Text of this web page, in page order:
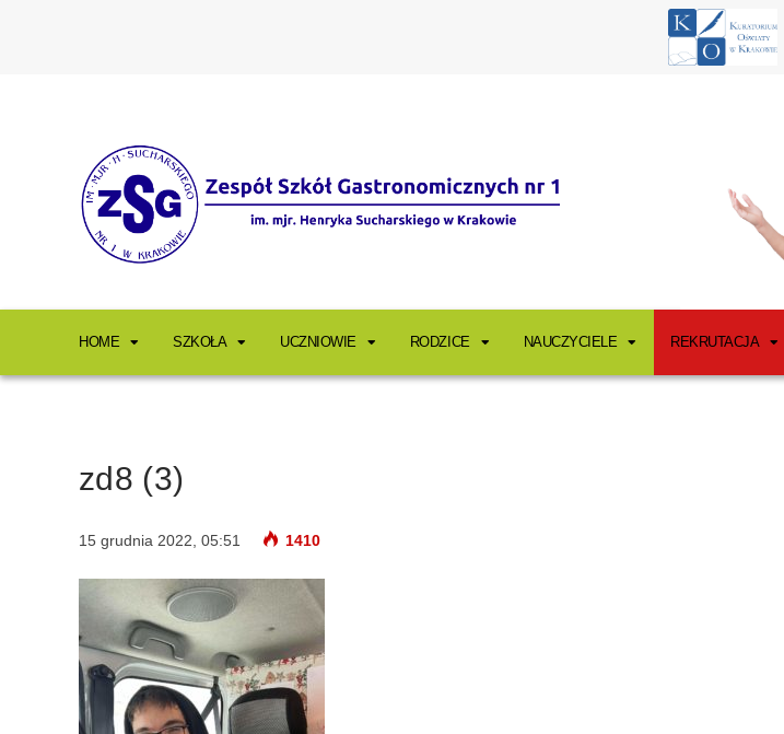
HOME SZKOŁA UCZNIOWIE RODZICE NAUCZYCIELE REKRUTACJA
zd8 (3)
15 grudnia 2022, 05:51 1410